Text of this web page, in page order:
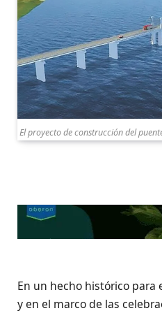
El proyecto de construcción del
En un hecho histórico
y en el marco de las